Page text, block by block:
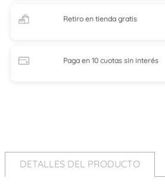
Retiro en tiendagratis
Paga en 10 cuotassin interés
DETALLES DEL PRODUCTO